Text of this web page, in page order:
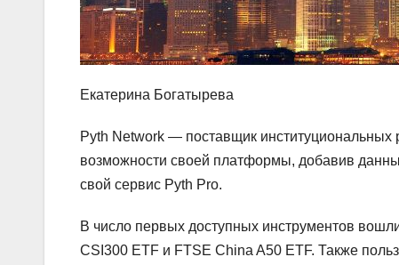
Екатерина Богатырева
Pyth Network — поставщик
возможности своей платформы, добавив
свой сервис Pyth Pro.
В число первых доступных инструментов
CSI300 ETF и FTSE China A50 ETF. Также